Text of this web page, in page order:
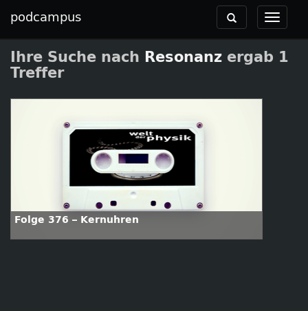
podcampus
Toggle
Toggle
navigation
Ihre Suche nach Resonanz ergab 1
Treffer
Folge 376 – Kernuhren